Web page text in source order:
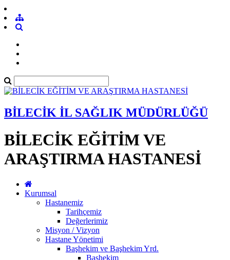
BİLECİK İL SAĞLIK MÜDÜRLÜĞÜ
BİLECİK EĞİTİM VE
ARAŞTIRMA HASTANESİ
Kurumsal
Hastanemiz
Tarihçemiz
Değerlerimiz
Misyon / Vizyon
Hastane Yönetimi
Başhekim ve Başhekim Yrd.
Başhekim